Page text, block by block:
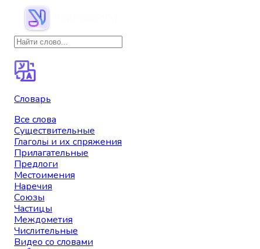
Словарь
Все слова
Существительные
Глаголы и их спряжения
Прилагательные
Предлоги
Местоимения
Наречия
Союзы
Частицы
Междометия
Числительные
Видео со словами